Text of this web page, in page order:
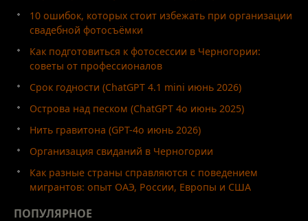
10 ошибок, которых стоит избежать при организации
свадебной фотосъёмки
Как подготовиться к фотосессии в Черногории:
советы от профессионалов
Срок годности (ChatGPT 4.1 mini июнь 2026)
Острова над песком (ChatGPT 4o июнь 2025)
Нить гравитона (GPT-4o июнь 2026)
Организация свиданий в Черногории
Как разные страны справляются с поведением
мигрантов: опыт ОАЭ, России, Европы и США
ПОПУЛЯРНОЕ